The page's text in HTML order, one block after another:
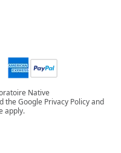
Native
the Google Privacy Policy and
apply.